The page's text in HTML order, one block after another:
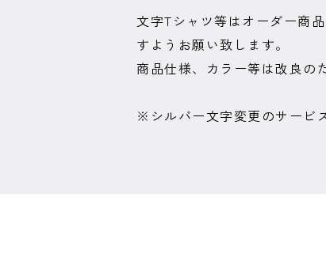
文字Tシャツ等はオーダー商
すようお願い致します。
商品仕様、カラー等は改良の
※シルバー文字変更のサービ